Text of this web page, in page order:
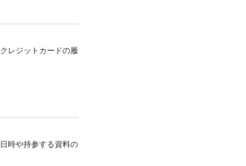
レジットカードの履
時や持参する資料の